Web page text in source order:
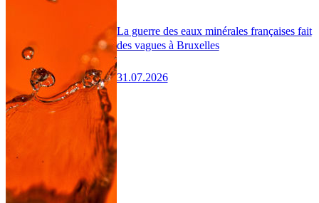
La guerre des eaux minérales françaises fait
des vagues à Bruxelles
31.07.2026